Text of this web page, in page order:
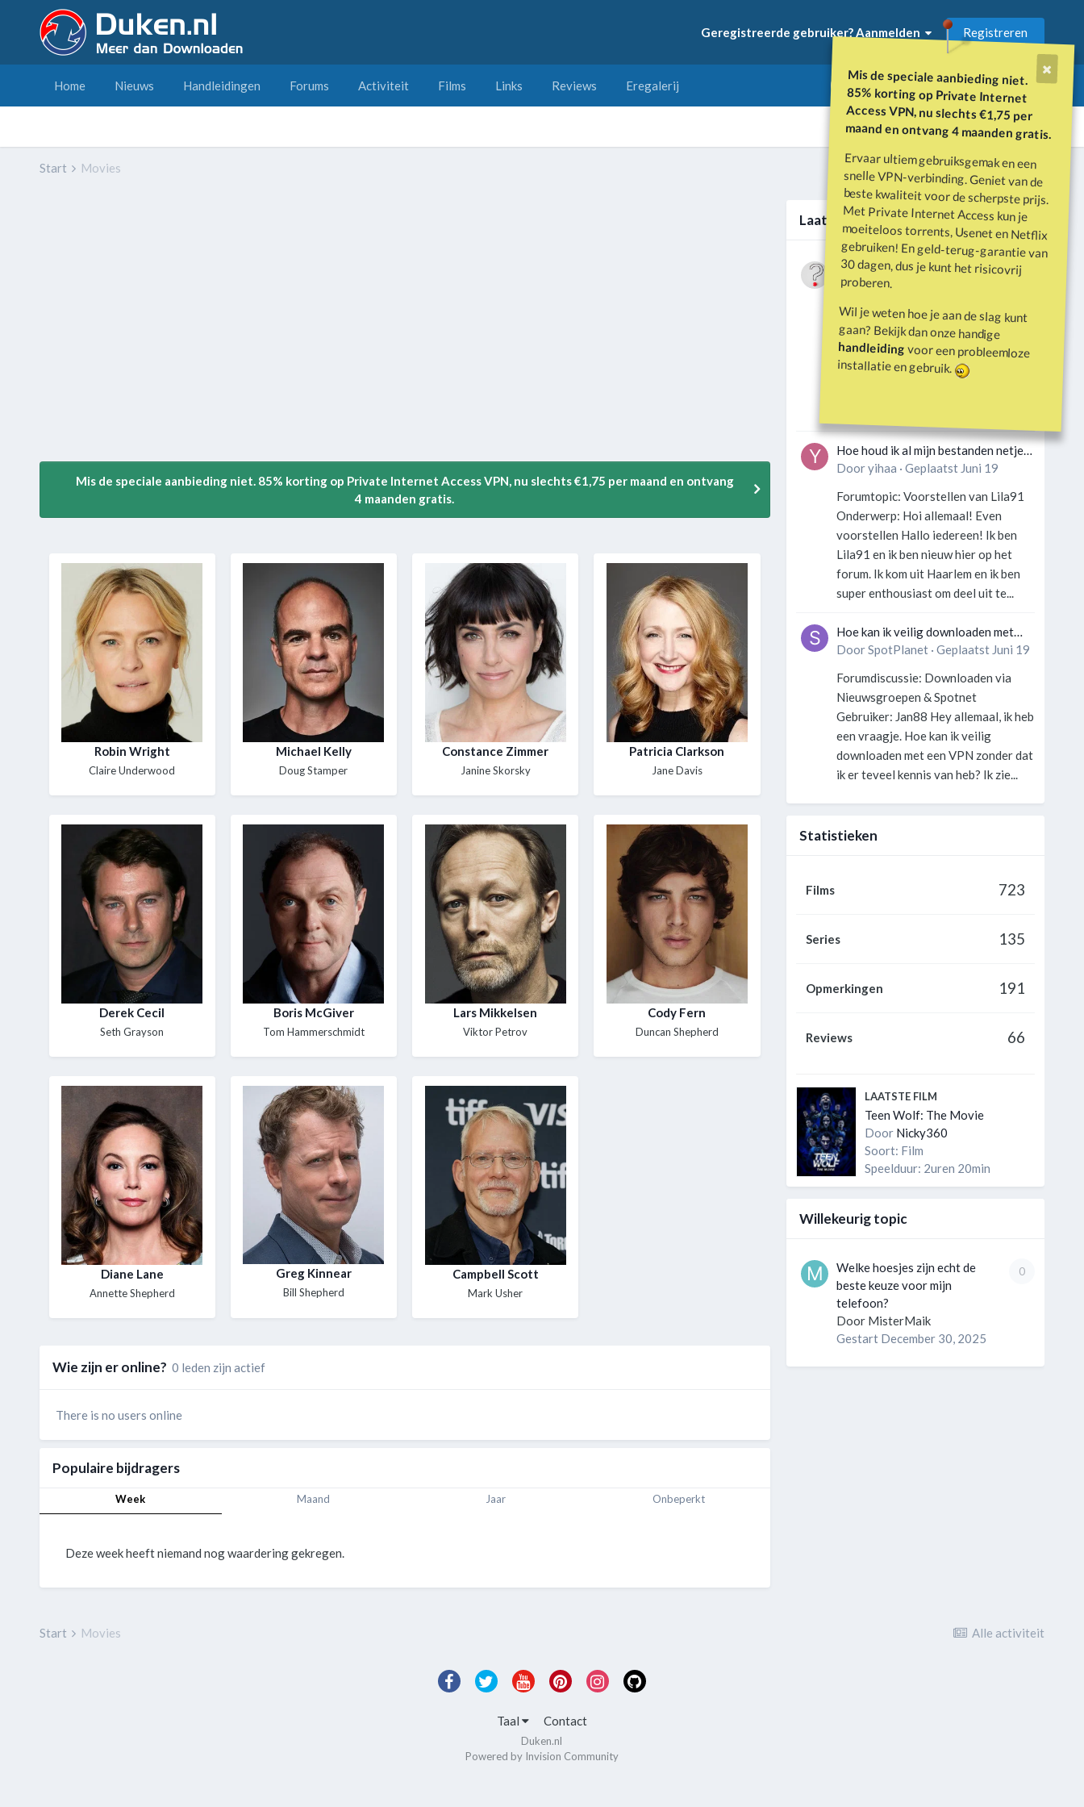
Mis de speciale aanbieding niet.
85% korting op Private Internet
Access VPN, nu slechts €1,75 per
maand en ontvang 4 maanden gratis.
Ervaar ultiem gebruiksgemak en een
snelle VPN-verbinding. Geniet van de
beste kwaliteit voor de scherpste prijs.
Met Private Internet Access kun je
moeiteloos torrents, Usenet en Netflix
gebruiken! En geld-terug-garantie van
30 dagen, dus je kunt het risicovrij
proberen.
Wil je weten hoe je aan de slag kunt
gaan? Bekijk dan onze handige
handleidingvoor een probleemloze
installatie en gebruik.
Geregistreerde gebruiker? Aanmelden Registreren
Home Nieuws Handleidingen Forums Activiteit Films Links Reviews Eregalerij
Alle activiteit
Start Movies
Mis de speciale aanbieding niet. 85% korting op Private Internet Access VPN, nu slechts €1,75 per maand en ontvang
4 maanden gratis.
Robin Wright
Claire Underwood
Michael Kelly
Doug Stamper
Constance Zimmer
Janine Skorsky
Patricia Clarkson
Jane Davis
Derek Cecil
Seth Grayson
Boris McGiver
Tom Hammerschmidt
Lars Mikkelsen
Viktor Petrov
Cody Fern
Duncan Shepherd
Diane Lane
Annette Shepherd
Greg Kinnear
Bill Shepherd
Campbell Scott
Mark Usher
Wie zijn er online? 0 leden zijn actief
There is no users online
Populaire bijdragers
Week Maand Jaar Onbeperkt
Deze week heeft niemand nog waardering gekregen.
Laatste berichten
Wat is er gebeurd met Davey Hearn
en de vandalisatie van het
Washington Reflecting Pool?
DoorVraagbaak
Forumdiscussie: Davey Hearn:
Former Olympian Denies Vandalising
Washington Reflecting Pool
Gebruiker: SportFan123 Hey
Hoe houd ik al mijn bestanden netjes
georganiseerd zonder gek te
Dooryihaa · Geplaatst Juni 19
Forumtopic: Voorstellen van Lila91
Onderwerp: Hoi allemaal! Even
voorstellen Hallo iedereen! Ik ben
Lila91 en ik ben nieuw hier op het
forum. Ik kom uit Haarlem en ik ben
super enthousiast om deel uit te...
Hoe kan ik veilig downloaden met
een VPN zonder technische kennis?
DoorSpotPlanet· Geplaatst Juni 19
Forumdiscussie: Downloaden via
Nieuwsgroepen & Spotnet
Gebruiker: Jan88 Hey allemaal, ik heb
een vraagje. Hoe kan ik veilig
downloaden met een VPN zonder dat
ik er teveel kennis van heb? Ik zie...
Statistieken
Films 723
Series 135
Opmerkingen 191
Reviews 66
LAATSTE FILM
Teen Wolf: The Movie
Door Nicky360
Soort: Film
Speelduur: 2uren 20min
Willekeurig topic
0
Welke hoesjes zijn echt de
beste keuze voor mijn
telefoon?
Door MisterMaik
Gestart December 30, 2025
Alle activiteit
Start Movies
Taal Contact
Duken.nl
Powered by Invision Community